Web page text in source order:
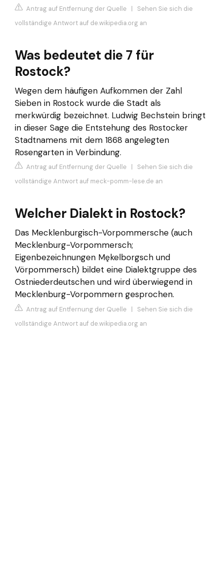
Antrag auf Entfernung der Quelle | Sehen Sie sich die
vollständige Antwort auf de.wikipedia.org an
Was bedeutet die 7 für
Rostock?
Wegen dem häufigen Aufkommen der Zahl
Sieben in Rostock wurde die Stadt als
merkwürdig bezeichnet. Ludwig Bechstein bringt
in dieser Sage die Entstehung des Rostocker
Stadtnamens mit dem 1868 angelegten
Rosengarten in Verbindung.
Antrag auf Entfernung der Quelle | Sehen Sie sich die
vollständige Antwort auf meck-pomm-lese.de an
Welcher Dialekt in Rostock?
Das Mecklenburgisch-Vorpommersche (auch
Mecklenburg-Vorpommersch;
Eigenbezeichnungen Mękelborgsch und
Vörpommersch) bildet eine Dialektgruppe des
Ostniederdeutschen und wird überwiegend in
Mecklenburg-Vorpommern gesprochen.
Antrag auf Entfernung der Quelle | Sehen Sie sich die
vollständige Antwort auf de.wikipedia.org an